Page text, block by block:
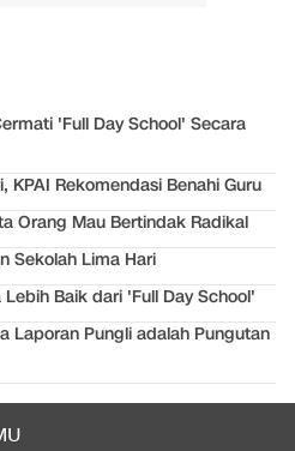
'Full Day School' Secara
KPAI Rekomendasi Benahi Guru
Orang Mau Bertindak Radikal
Sekolah Lima Hari
Baik dari 'Full Day School'
Laporan Pungli adalah Pungutan